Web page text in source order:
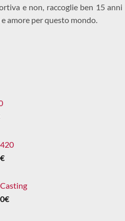
e non, raccoglie ben 15 anni
amore per questo mondo.
€
€